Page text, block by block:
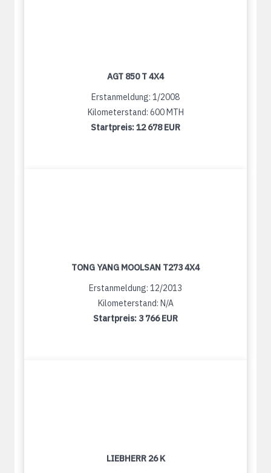
AGT 850 T 4X4
Erstanmeldung: 1/2008
Kilometerstand: 600 MTH
Startpreis:12 678 EUR
TONG YANG MOOLSAN T273 4X4
Erstanmeldung: 12/2013
Kilometerstand: N/A
Startpreis: 3 766 EUR
LIEBHERR 26 K